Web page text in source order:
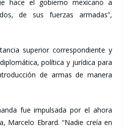
hace el gobierno mexicano a
de sus fuerzas armadas”,
superior correspondiente y
política y jurídica para
de armas de manera
fue impulsada por el ahora
Marcelo Ebrard. “Nadie creía en